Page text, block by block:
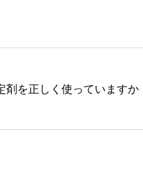
剤を正しく使っていますか